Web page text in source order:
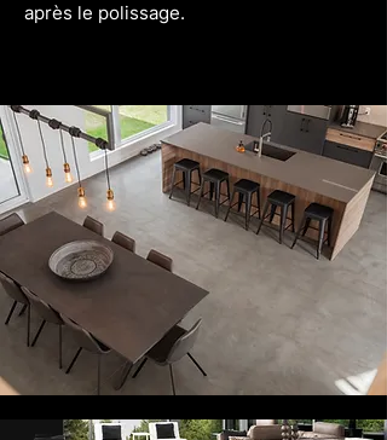
après le polissage.